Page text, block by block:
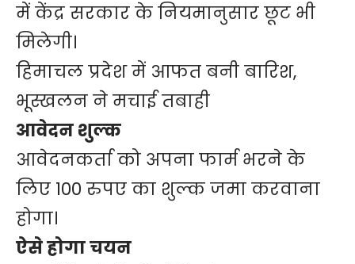
में केंद्र सरकार के नियमानुसार छूट भी
मिलेगी।
हिमाचल प्रदेश में आफत बनी बारिश,
भूस्खलन ने मचाई तबाही
आवेदन शुल्क
आवेदनकर्ता को अपना फार्म भरने के
लिए 100 रुपए का शुल्क जमा करवाना
होगा।
ऐसे होगा चयन